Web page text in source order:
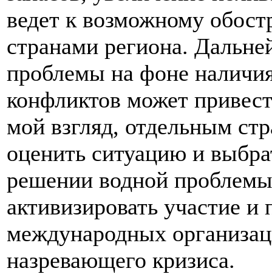
ведет к возможному
странами региона.
проблемы на фоне
конфликтов может
мой взгляд, отдельным
оценить ситуацию и
решении водной
активизировать участие
международных
назревающего кризиса.